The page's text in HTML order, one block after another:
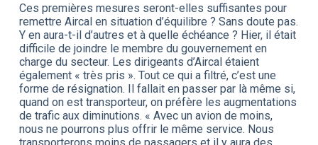
Ces premières mesures seront-elles suffisantes pour
remettre Aircal en situation d’équilibre ? Sans doute pas.
Y en aura-t-il d’autres et à quelle échéance ? Hier, il était
difficile de joindre le membre du gouvernement en
charge du secteur. Les dirigeants d’Aircal étaient
également « très pris ». Tout ce qui a filtré, c’est une
forme de résignation. Il fallait en passer par là même si,
quand on est transporteur, on préfère les augmentations
de trafic aux diminutions. « Avec un avion de moins,
nous ne pourrons plus offrir le même service. Nous